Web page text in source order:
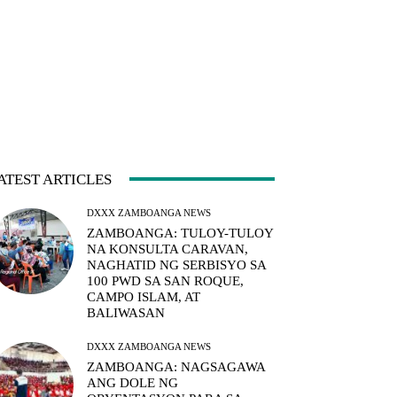
ARTICLES
DXXX ZAMBOANGA NEWS
ZAMBOANGA: TULOY-TULOY
NA KONSULTA CARAVAN,
NAGHATID NG SERBISYO SA
100 PWD SA SAN ROQUE,
CAMPO ISLAM, AT
BALIWASAN
DXXX ZAMBOANGA NEWS
ZAMBOANGA: NAGSAGAWA
ANG DOLE NG